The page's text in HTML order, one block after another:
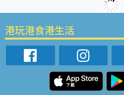
港玩港食港生活